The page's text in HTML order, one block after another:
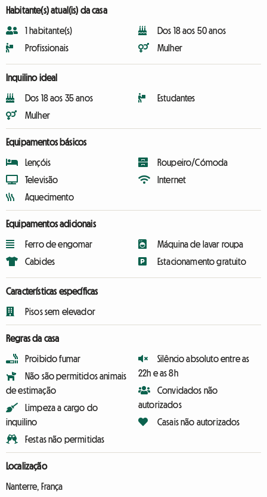
Habitante(s) atual(is) da casa
1 habitante(s)
Profissionais
Dos 18 aos 50 anos
Mulher
Inquilino ideal
Dos 18 aos 35 anos
Mulher
Estudantes
Equipamentos básicos
Lençóis
Televisão
Aquecimento
Roupeiro/Cómoda
Internet
Equipamentos adicionais
Ferro de engomar
Cabides
Máquina de lavar roupa
Estacionamento gratuito
Características específicas
Pisos sem elevador
Regras da casa
Proibido fumar
Não são permitidos animais
de estimação
Limpeza a cargo do
inquilino
Festas não permitidas
Silêncio absoluto entre as
22h e as 8h
Convidados não
autorizados
Casais não autorizados
Localização
Nanterre, França